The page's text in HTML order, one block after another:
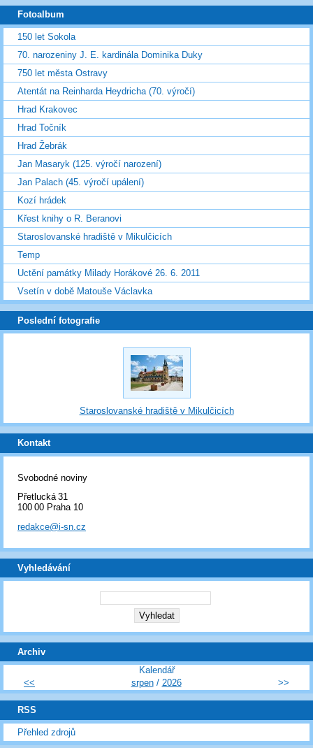
Fotoalbum
150 let Sokola
70. narozeniny J. E. kardinála Dominika Duky
750 let města Ostravy
Atentát na Reinharda Heydricha (70. výročí)
Hrad Krakovec
Hrad Točník
Hrad Žebrák
Jan Masaryk (125. výročí narození)
Jan Palach (45. výročí upálení)
Kozí hrádek
Křest knihy o R. Beranovi
Staroslovanské hradiště v Mikulčicích
Temp
Uctění památky Milady Horákové 26. 6. 2011
Vsetín v době Matouše Václavka
Poslední fotografie
Staroslovanské hradiště v Mikulčicích
Kontakt
Svobodné noviny
Přetlucká 31
100 00 Praha 10
redakce@i-sn.cz
Vyhledávání
Archiv
Kalendář
<<
srpen/ 2026 >>
RSS
Přehled zdrojů